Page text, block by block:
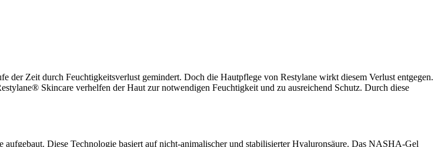
der Zeit durch Feuchtigkeitsverlust gemindert. Doch die Hautpflege von Restylane wirkt diesem Verlust entgegen.
Skincare verhelfen der Haut zur notwendigen Feuchtigkeit und zu ausreichend Schutz. Durch diese
Diese Technologie basiert auf nicht-animalischer und stabilisierter Hyaluronsäure. Das NASHA-Gel